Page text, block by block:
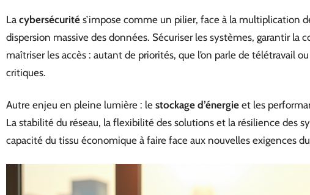
La cybersécurité s’impose comme un pilier, face à la multiplication
dispersion massive des données. Sécuriser les systèmes, garantir la
maîtriser les accès : autant de priorités, que l’on parle de télétravail
critiques.
Autre enjeu en pleine lumière : le stockage d’énergie et les
La stabilité du réseau, la flexibilité des solutions et la résilience des
capacité du tissu économique à faire face aux nouvelles exigences